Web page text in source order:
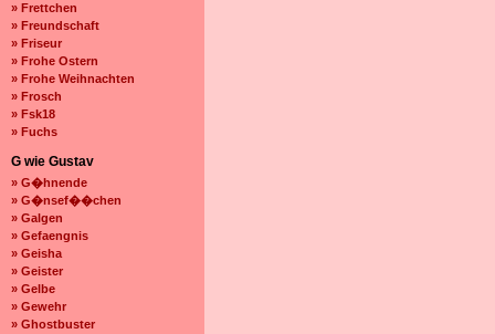
» Frettchen
» Freundschaft
» Friseur
» Frohe Ostern
» Frohe Weihnachten
» Frosch
» Fsk18
» Fuchs
G wie Gustav
» G�hnende
» G�nsef��chen
» Galgen
» Gefaengnis
» Geisha
» Geister
» Gelbe
» Gewehr
» Ghostbuster